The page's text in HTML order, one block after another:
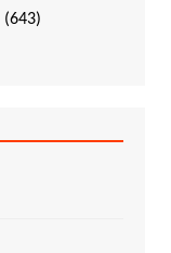
(643)